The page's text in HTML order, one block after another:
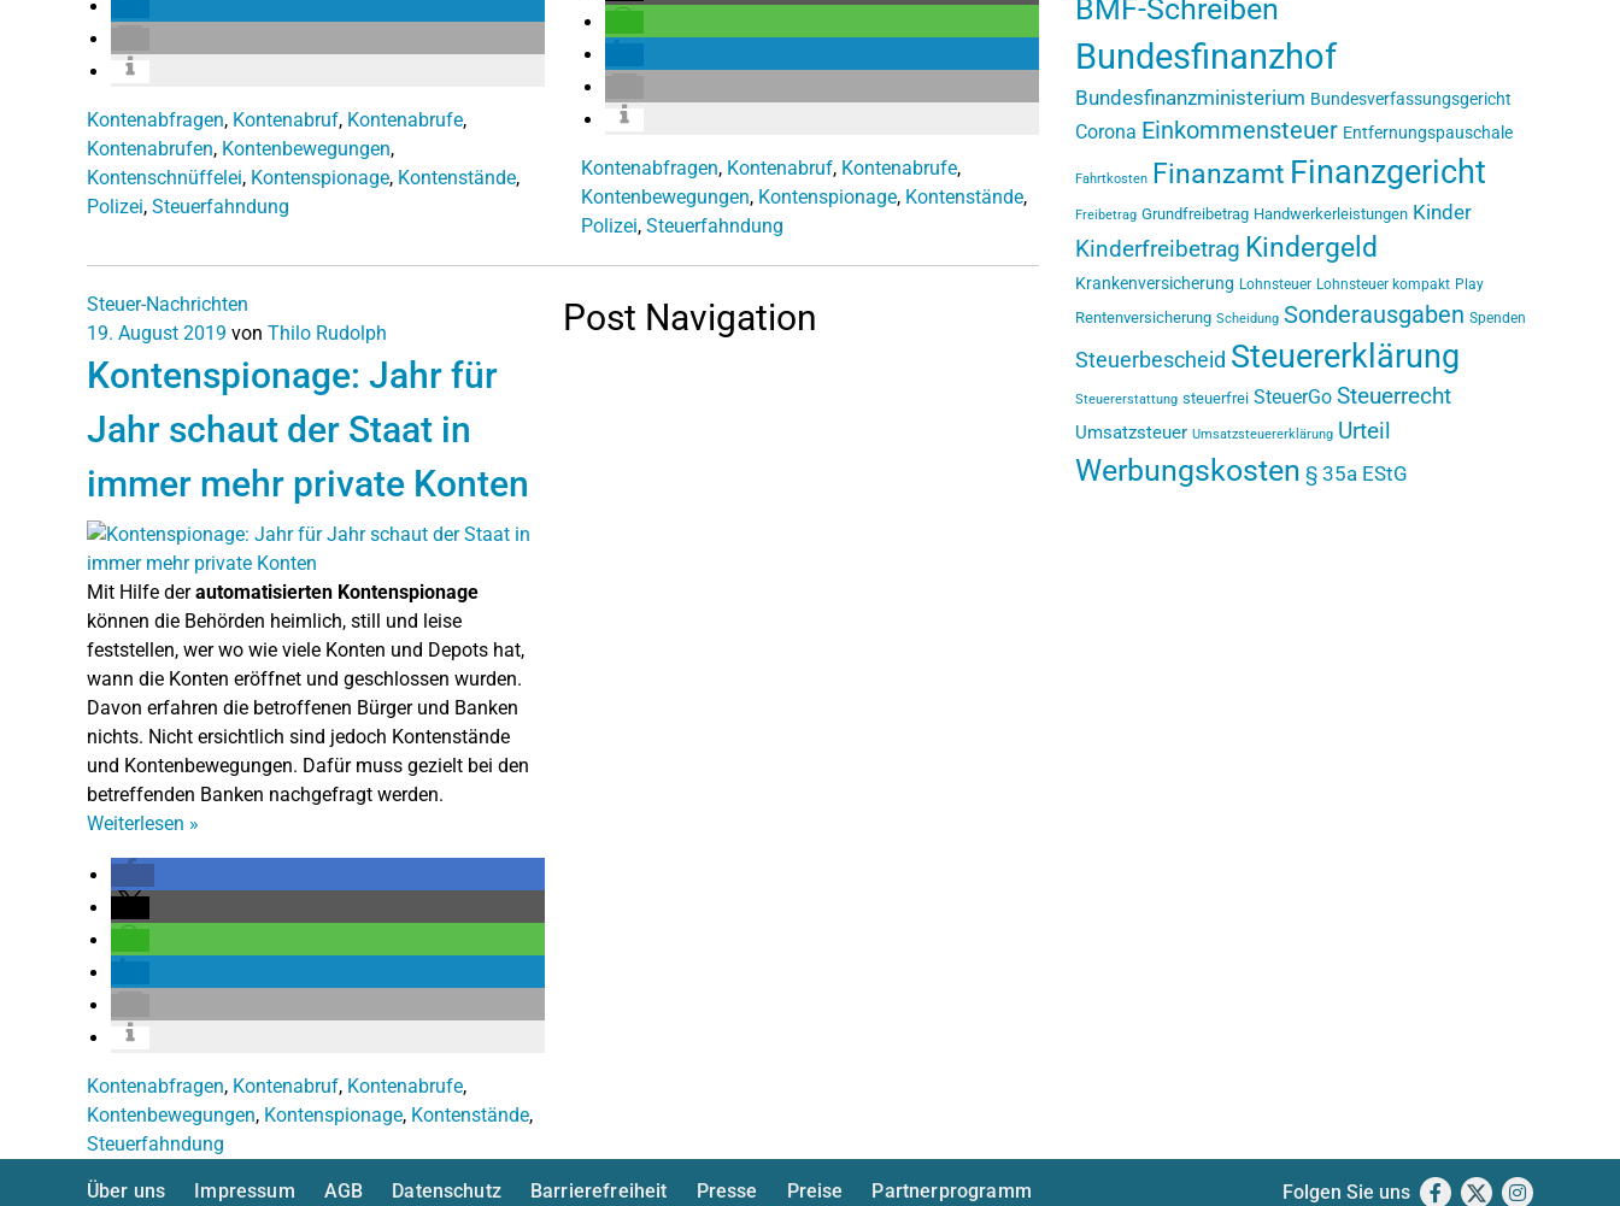
Kontenabfragen, Kontenabruf, Kontenabrufe,
Kontenabrufen, Kontenbewegungen,
Kontenschnüffelei, Kontenspionage, Kontenstände,
Polizei, Steuerfahndung
Kontenabfragen, Kontenabruf, Kontenabrufe,
Kontenbewegungen, Kontenspionage, Kontenstände,
Polizei, Steuerfahndung
Steuer-Nachrichten
19. August 2019 von Thilo Rudolph
Kontenspionage: Jahr für
Jahr schaut der Staat in
immer mehr private Konten
Mit Hilfe derautomatisierten Kontenspionage
können die Behörden heimlich, still und leise
feststellen, wer wo wie viele Konten und Depots hat,
wann die Konten eröffnet und geschlossen wurden.
Davon erfahren die betroffenen Bürger und Banken
nichts. Nicht ersichtlich sind jedoch Kontenstände
und Kontenbewegungen. Dafür muss gezielt bei den
betreffenden Banken nachgefragt werden.
Weiterlesen »
Kontenabfragen, Kontenabruf, Kontenabrufe,
Kontenbewegungen, Kontenspionage, Kontenstände,
Steuerfahndung
Post Navigation
BMF-Schreiben
Bundesfinanzhof
Bundesfinanzministerium Bundesverfassungsgericht
Corona Einkommensteuer Entfernungspauschale
Fahrtkosten Finanzamt Finanzgericht
Freibetrag Grundfreibetrag Handwerkerleistungen Kinder
Kinderfreibetrag Kindergeld
Krankenversicherung Lohnsteuer Lohnsteuer kompakt Play
Rentenversicherung Scheidung Sonderausgaben Spenden
Steuerbescheid Steuererklärung
Steuererstattung steuerfrei SteuerGo Steuerrecht
Umsatzsteuer Umsatzsteuererklärung Urteil
Werbungskosten § 35a EStG
Über uns Impressum AGB Datenschutz Barrierefreiheit Presse Preise Partnerprogramm Folgen Sie uns Facebook
X Instagram